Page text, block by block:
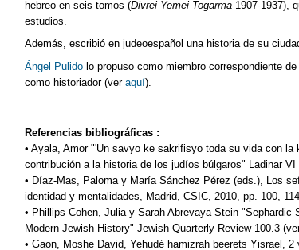
hebreo en seis tomos (Divrei Yemei Togarma 1907-1937),
estudios.
Además, escribió en judeoespañol una historia de su
Ángel Pulido lo propuso como miembro correspondiente
como historiador (ver aquí).
Referencias bibliográficas :
• Ayala, Amor "'Un savyo ke sakrifisyo toda su vida con
contribución a la historia de los judíos búlgaros" Ladinar VI
• Díaz-Mas, Paloma y María Sánchez Pérez (eds.), Los
identidad y mentalidades, Madrid, CSIC, 2010, pp. 100, 114.
• Phillips Cohen, Julia y Sarah Abrevaya Stein "Sephardic
Modern Jewish History" Jewish Quarterly Review 100.3
• Gaon, Moshe David, Yehudé hamizrah beerets Yisrael,